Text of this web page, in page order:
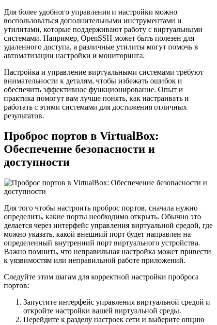
Для более удобного управления и настройки можно
воспользоваться дополнительными инструментами и
утилитами, которые поддерживают работу с виртуальными
системами. Например, OpenSSH может быть полезен для
удаленного доступа, а различные утилиты могут помочь в
автоматизации настройки и мониторинга.
Настройка и управление виртуальными системами требуют
внимательности к деталям, чтобы избежать ошибок и
обеспечить эффективное функционирование. Опыт и
практика помогут вам лучше понять, как настраивать и
работать с этими системами для достижения отличных
результатов.
Проброс портов в VirtualBox:
Обеспечение безопасности и
доступности
Для того чтобы настроить проброс портов, сначала нужно
определить, какие порты необходимо открыть. Обычно это
делается через интерфейс управления виртуальной средой, где
можно указать, какой внешний порт будет направлен на
определенный внутренний порт виртуального устройства.
Важно помнить, что неправильная настройка может привести
к уязвимостям или неправильной работе приложений.
Следуйте этим шагам для корректной настройки проброса
портов:
Запустите интерфейс управления виртуальной средой и
откройте настройки вашей виртуальной среды.
Перейдите к разделу настроек сети и выберите опцию